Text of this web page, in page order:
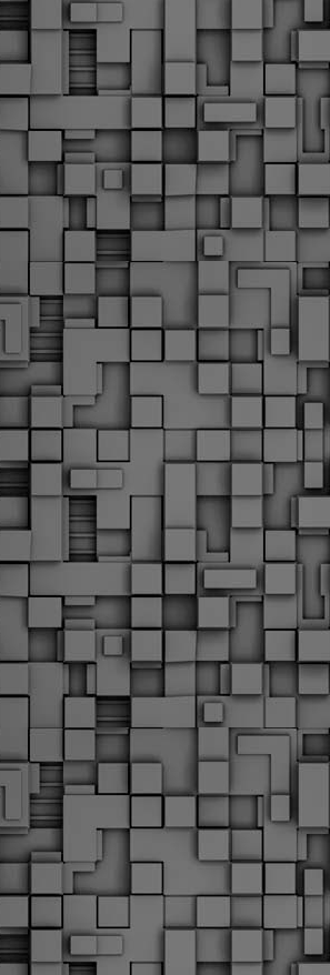
Μεγάλες μέρες ζει ο "οργανισμός" της
Να θυμίσουμε ότι κανονικές προσλήψεις
Αστυνομία έχουν να γίνουν από το 2010.
χρόνια! Και βέβαια, ακόμη και με αυτές τις
φτάνουμε ούτε τα 2/3 των Δημοτικών
υπηρετούσαν το 2013 προ της κατάργησης της
απόφαση του σημερινού πρωθυπουργού
είναι...
2
Δημοτική Αστυνομία Θεσσαλονίκης:
απολογισμός ελέγχων τήρησης
Τον απολογισμό των δράσεων ελέγχου για
κατά το δίμηνο Ιανουαρίου – Φεβρουαρίου
Δημοτική Αστυνομία Θεσσαλονίκης, με
ζώων και την ομαλή συμβίωση στην πόλη.
FEB
18
ΣτΕ: Οριστική απόρριψη της
και 14ου μισθού για τους
Με την απόφαση αυτή, το ΣτΕ
αξιώσεις των δημοσίων υπαλλήλων για
δώρων, επικυρώνοντας την τρέχουσα
αντιδράσεις της ΑΔΕΔΥ
Το ΣτΕ απέρριψε οριστικά την προσφυγή της
εκπαιδευτικού για την επαναφορά των
Πάσχα και θερινής άδειας (13ος και 14ος
εργαζόμενους του δημόσιου τομέα,
διαμάχη δεκαετιών που αφορούσε τις
Γνωστοποίηση έκδοσης οριστικών
Παροχή οδηγιών.
► Δείτε/κατεβάστε την πολυαναμενόμενη
FEB
1
Με διαρροή 2 μέρες πριν την στάση
ενημερώνει το ΣτΕ για την